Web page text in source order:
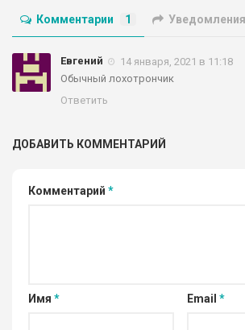
Комментарии 1 Уведомления
Евгений
14 января, 2021 в 11:18
Обычный лохотрончик
Ответить
ДОБАВИТЬ КОММЕНТАРИЙ
Комментарий *
Имя * Email *